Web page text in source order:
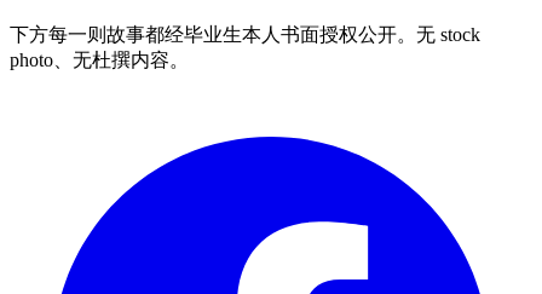
下方每一则故事都经毕业生本人书面授权公开。无 stock
photo、无杜撰内容。